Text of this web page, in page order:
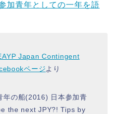
加青年としての一年を語
Japan Contingent
ページより
年の船(2016) 日本参加青
the next JPY?! Tips by